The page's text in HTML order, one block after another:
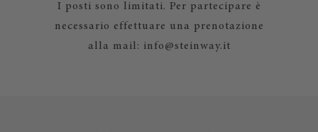
I posti sono limitati. Per partecipare è
necessario effettuare una prenotazione
alla mail: info@steinway.it